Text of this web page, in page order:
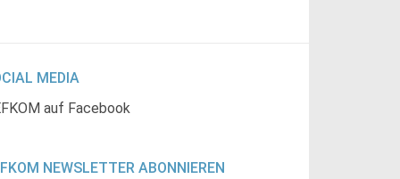
MEDIA
auf Facebook
NEWSLETTER ABONNIEREN